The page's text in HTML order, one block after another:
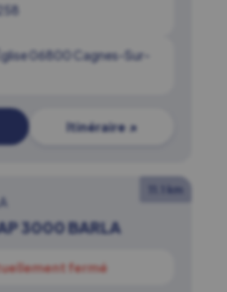
06800 Cagnes-Sur-
Itinéraire ↗
11.1 km
3000 BARLA
fermé